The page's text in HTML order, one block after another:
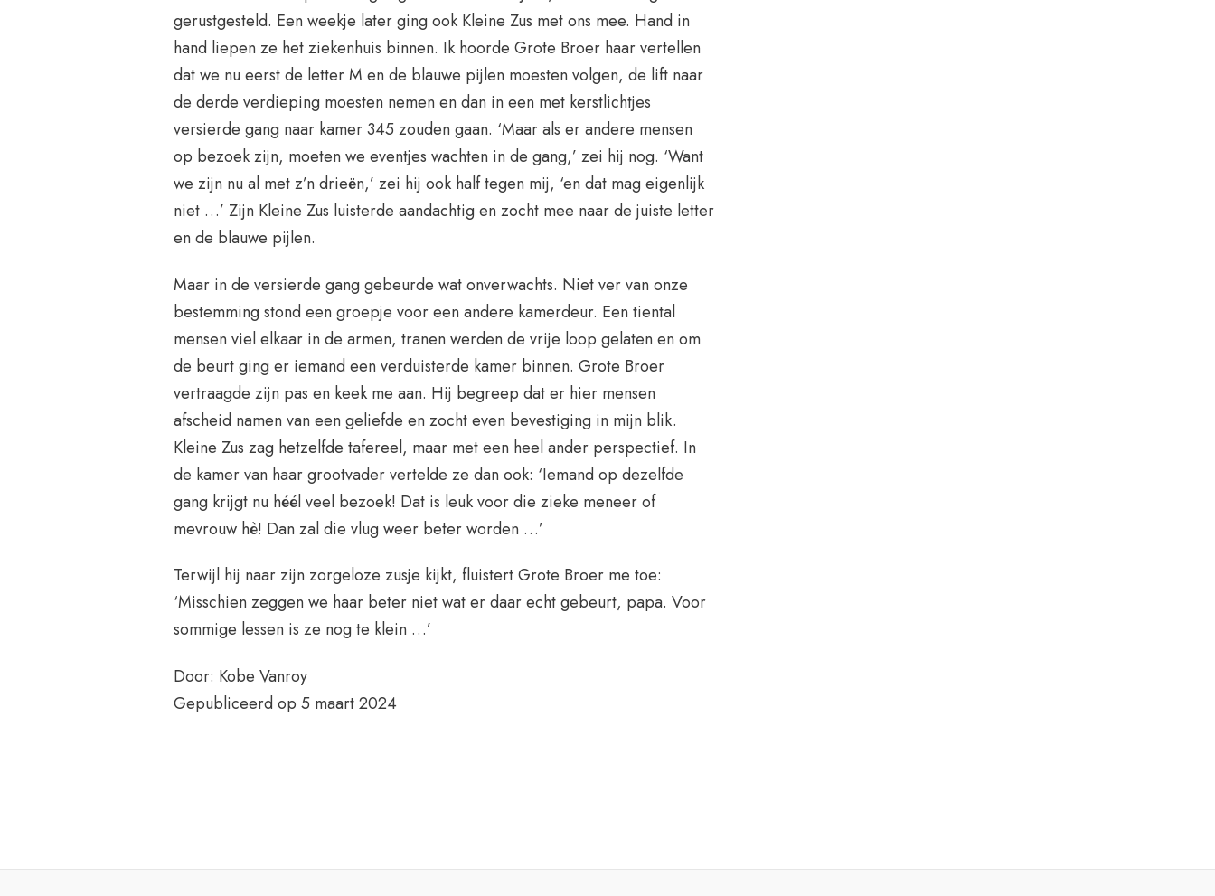
gerustgesteld. Een weekje later ging ook Kleine Zus met ons mee. Hand in
hand liepen ze het ziekenhuis binnen. Ik hoorde Grote Broer haar vertellen
dat we nu eerst de letter M en de blauwe pijlen moesten volgen, de lift naar
de derde verdieping moesten nemen en dan in een met kerstlichtjes
versierde gang naar kamer 345 zouden gaan. ‘Maar als er andere mensen
op bezoek zijn, moeten we eventjes wachten in de gang,’ zei hij nog. ‘Want
we zijn nu al met z’n drieën,’ zei hij ook half tegen mij, ‘en dat mag eigenlijk
niet …’ Zijn Kleine Zus luisterde aandachtig en zocht mee naar de juiste letter
en de blauwe pijlen.
Maar in de versierde gang gebeurde wat onverwachts. Niet ver van onze
bestemming stond een groepje voor een andere kamerdeur. Een tiental
mensen viel elkaar in de armen, tranen werden de vrije loop gelaten en om
de beurt ging er iemand een verduisterde kamer binnen. Grote Broer
vertraagde zijn pas en keek me aan. Hij begreep dat er hier mensen
afscheid namen van een geliefde en zocht even bevestiging in mijn blik.
Kleine Zus zag hetzelfde tafereel, maar met een heel ander perspectief. In
de kamer van haar grootvader vertelde ze dan ook: ‘Iemand op dezelfde
gang krijgt nu héél veel bezoek! Dat is leuk voor die zieke meneer of
mevrouw hè! Dan zal die vlug weer beter worden …’
Terwijl hij naar zijn zorgeloze zusje kijkt, fluistert Grote Broer me toe:
‘Misschien zeggen we haar beter niet wat er daar echt gebeurt, papa. Voor
sommige lessen is ze nog te klein …’
Door: Kobe Vanroy
Gepubliceerd op 5 maart 2024